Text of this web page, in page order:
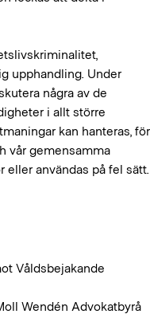
upphandling. Under
några av de
i allt större
kan hanteras, för
vår gemensamma
användas på fel sätt.
Våldsbejakande
Wendén Advokatbyrå